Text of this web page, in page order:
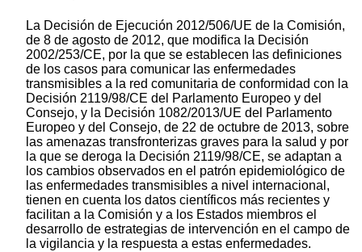
La Decisión de Ejecución 2012/506/UE de la Comisión,
de 8 de agosto de 2012, que modifica la Decisión
2002/253/CE, por la que se establecen las definiciones
de los casos para comunicar las enfermedades
transmisibles a la red comunitaria de conformidad con la
Decisión 2119/98/CE del Parlamento Europeo y del
Consejo, y la Decisión 1082/2013/UE del Parlamento
Europeo y del Consejo, de 22 de octubre de 2013, sobre
las amenazas transfronterizas graves para la salud y por
la que se deroga la Decisión 2119/98/CE, se adaptan a
los cambios observados en el patrón epidemiológico de
las enfermedades transmisibles a nivel internacional,
tienen en cuenta los datos científicos más recientes y
facilitan a la Comisión y a los Estados miembros el
desarrollo de estrategias de intervención en el campo de
la vigilancia y la respuesta a estas enfermedades.